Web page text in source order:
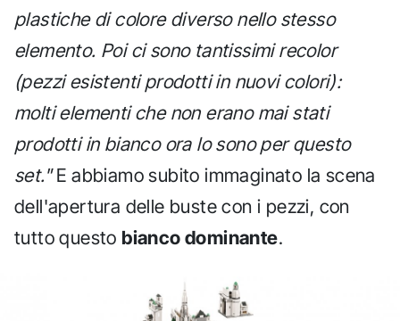
plastiche di colore diverso nello stesso
elemento. Poi ci sono tantissimi recolor
(pezzi esistenti prodotti in nuovi colori):
molti elementi che non erano mai stati
prodotti in bianco ora lo sono per questo
set."E abbiamo subito immaginato la scena
dell'apertura delle buste con i pezzi, con
tutto questo bianco dominante.